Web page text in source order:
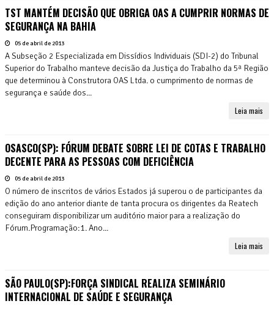
TST MANTÉM DECISÃO QUE OBRIGA OAS A CUMPRIR NORMAS DE
SEGURANÇA NA BAHIA
05 de abril de 2013
A Subseção 2 Especializada em Dissídios Individuais (SDI-2) do Tribunal
Superior do Trabalho manteve decisão da Justiça do Trabalho da 5ª Região
que determinou à Construtora OAS Ltda. o cumprimento de normas de
segurança e saúde dos...
Leia mais
OSASCO(SP): FÓRUM DEBATE SOBRE LEI DE COTAS E TRABALHO
DECENTE PARA AS PESSOAS COM DEFICIÊNCIA
05 de abril de 2013
O número de inscritos de vários Estados já superou o de participantes da
edição do ano anterior diante de tanta procura os dirigentes da Reatech
conseguiram disponibilizar um auditório maior para a realização do
Fórum.Programação:1. Ano...
Leia mais
SÃO PAULO(SP):FORÇA SINDICAL REALIZA SEMINÁRIO
INTERNACIONAL DE SAÚDE E SEGURANÇA